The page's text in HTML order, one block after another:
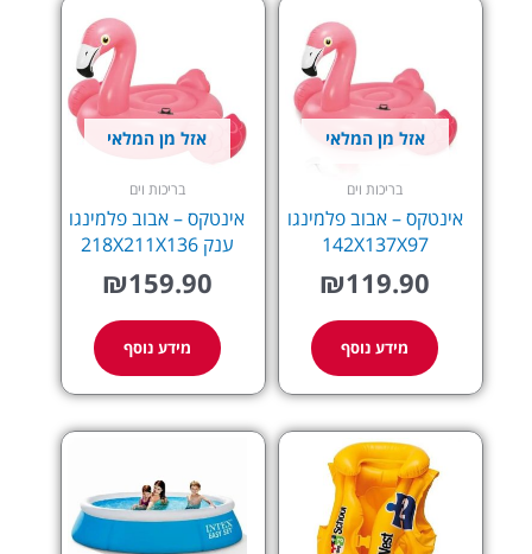
אזל מן המלאי
בריכות וים
אינטקס – אבוב פלמינגו
142X137X97
₪119.90
מידע נוסף
אזל מן המלאי
בריכות וים
אינטקס – אבוב פלמינגו
ענק 218X211X136
₪159.90
מידע נוסף